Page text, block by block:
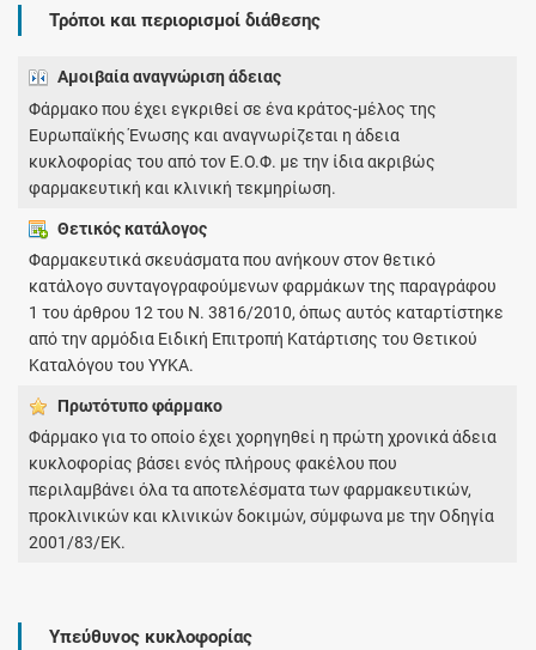
Τρόποι και περιορισμοί διάθεσης
Αμοιβαία αναγνώριση άδειας
Φάρμακο που έχει εγκριθεί σε ένα κράτος-μέλος της
Ευρωπαϊκής Ένωσης και αναγνωρίζεται η άδεια
κυκλοφορίας του από τον Ε.Ο.Φ. με την ίδια ακριβώς
φαρμακευτική και κλινική τεκμηρίωση.
Θετικός κατάλογος
Φαρμακευτικά σκευάσματα που ανήκουν στον θετικό
κατάλογο συνταγογραφούμενων φαρμάκων της παραγράφου
1 του άρθρου 12 του Ν. 3816/2010, όπως αυτός καταρτίστηκε
από την αρμόδια Ειδική Επιτροπή Κατάρτισης του Θετικού
Καταλόγου του ΥΥΚΑ.
Πρωτότυπο φάρμακo
Φάρμακο για το οποίο έχει χορηγηθεί η πρώτη χρονικά άδεια
κυκλοφορίας βάσει ενός πλήρους φακέλου που
περιλαμβάνει όλα τα αποτελέσματα των φαρμακευτικών,
προκλινικών και κλινικών δοκιμών, σύμφωνα με την Οδηγία
2001/83/ΕΚ.
Υπεύθυνος κυκλοφορίας